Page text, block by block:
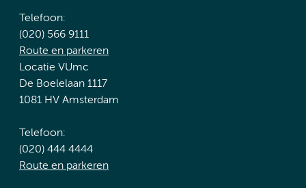
Telefoon:
(020) 566 9111
Route en parkeren
Locatie VUmc
De Boelelaan 1117
1081 HV Amsterdam
Telefoon:
(020) 444 4444
Route en parkeren